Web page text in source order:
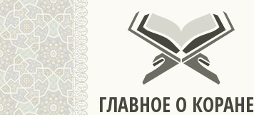
ГЛАВНОЕ О КОРАНЕ